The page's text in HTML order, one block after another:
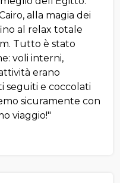
alla magia dei
al relax totale
Tutto è stato
voli interni,
erano
seguiti e coccolati
sicuramente con
viaggio!"